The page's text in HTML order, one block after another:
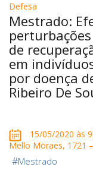
Defesa
Mestrado:
de
em
por doença
Ribeiro De
15/05/2020 às
Mello Moraes, 1721
#Mestrado